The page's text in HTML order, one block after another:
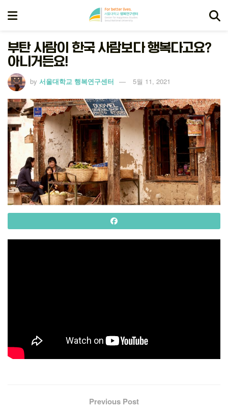
부탄 사람이 한국 사람보다 행복다고요?
아니거든요!
by 서울대학교 행복연구센터 5월 11, 2021
Previous Post